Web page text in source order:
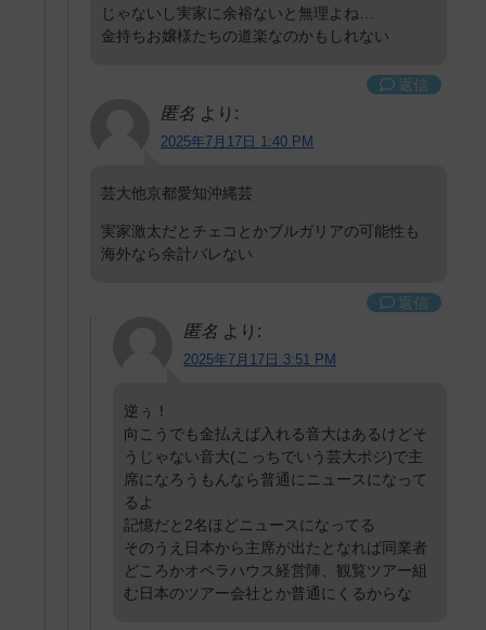
じゃないし実家に余裕ないと無理よね…
金持ちお嬢様たちの道楽なのかもしれない
返信
匿名 より:
2025年7月17日 1:40 PM
芸大他京都愛知沖縄芸
実家激太だとチェコとかブルガリアの可能性も
海外なら余計バレない
返信
匿名 より:
2025年7月17日 3:51 PM
逆ぅ！
向こうでも金払えば入れる音大はあるけどそ
うじゃない音大(こっちでいう芸大ポジ)で主
席になろうもんなら普通にニュースになって
るよ
記憶だと2名ほどニュースになってる
そのうえ日本から主席が出たとなれば同業者
どころかオペラハウス経営陣、観覧ツアー組
む日本のツアー会社とか普通にくるからな